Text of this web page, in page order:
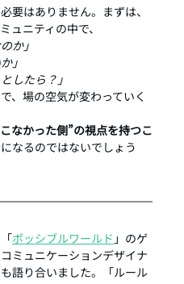
要はありません。まずは、
ュニティの中で、
か」
」
したら？」
、場の空気が変わっていく
なかった側”の視点を持つこ
なるのではないでしょう
ポッシブルワールド 」のゲ
ミュニケーションデザイナ
語り合いました。「ルール